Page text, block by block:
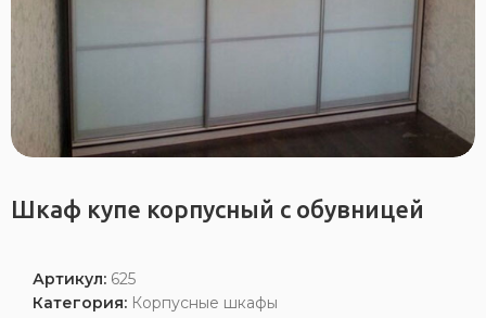
Шкаф купе корпусный с обувницей
Артикул: 625
Категория: Корпусные шкафы